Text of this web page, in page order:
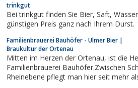
trinkgut
Bei trinkgut finden Sie Bier, Saft, Wasser oder Limonade zum
günstigen Preis ganz nach Ihrem Durst.
Familienbrauerei Bauhöfer - Ulmer Bier |
Braukultur der Ortenau
Mitten im Herzen der Ortenau, ist die Heimat der
Familienbrauerei Bauhöfer.Zwischen
Rheinebene pflegt man hier seit mehr